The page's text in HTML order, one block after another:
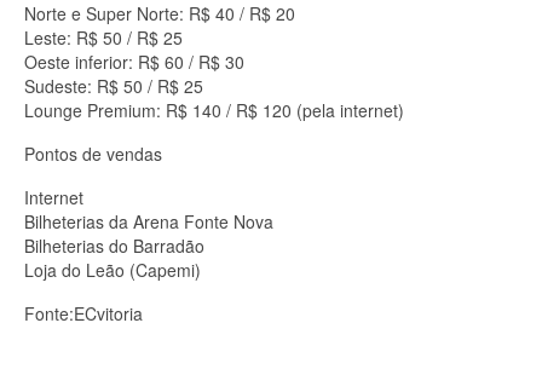
Norte e Super Norte: R$ 40 / R$ 20
Leste: R$ 50 / R$ 25
Oeste inferior: R$ 60 / R$ 30
Sudeste: R$ 50 / R$ 25
Lounge Premium: R$ 140 / R$ 120 (pela internet)
Pontos de vendas
Internet
Bilheterias da Arena Fonte Nova
Bilheterias do Barradão
Loja do Leão (Capemi)
Fonte:ECvitoria